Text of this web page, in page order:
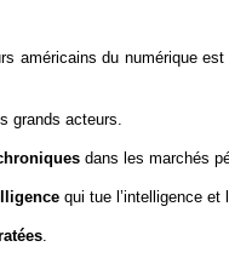
américains du numérique
grands acteurs.
dans les marchés
qui tue l’intelligence